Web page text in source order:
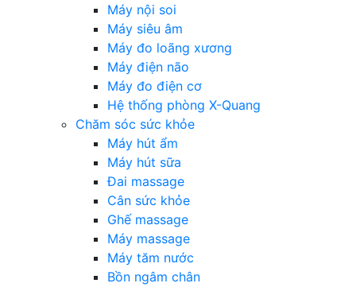
Máy nội soi
Máy siêu âm
Máy đo loãng xương
Máy điện não
Máy đo điện cơ
Hệ thống phòng X-Quang
Chăm sóc sức khỏe
Máy hút ẩm
Máy hút sữa
Đai massage
Cân sức khỏe
Ghế massage
Máy massage
Máy tăm nước
Bồn ngâm chân